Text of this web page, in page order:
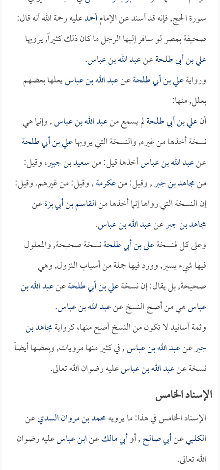
سورة الحج, فإنه قد أسند عن الإمامأحمدعليه رحمة الله أنه قال:
صحيفة بمصر لو سافر إليها الرجل ما كان ذلك كثيراً, يرويها
علي بن أبي طلحةعنعبد الله بن عباس.
وروايةعلي بن أبي طلحةعنعبد الله بن عباسيعلها بعضهم
بعلل, منها:
أنعلي بن أبي طلحةلم يسمع منعبد الله بن عباس, وإنما هي
نسخة أخذها من غيره, والنسخة التي يرويهاعلي بن أبي طلحة
عنعبد الله بن عباسأخذها قيل: منسعيد بن جبير، وقيل:
منمجاهد بن جبر, وقيل: منعكرمة, وقيل: من غيرهم. وقيل:
إن النسخة التي رواها إنما أخذها منالقاسم بن أبي بزةعن
مجاهد بن جبرعنعبد الله بن عباس.
وعلى كل فنسخةعلي بن أبي طلحةنسخة صحيحة, والمعلول
فيها شيء يسير, وورد فيها جملة من أسباب النزول, وهي
صحيحة, بل يقال: إن نسخةعلي بن أبي طلحةعنعبد الله بن
عباسهي من أصح النسخ عنعبد الله بن عباس.
وثمة أسانيد لا تكون من النسخ أصح منها، كروايةمجاهد بن
جبرعنعبد الله بن عباس, في كثير منها مرويات, وبعضها أيضاً
نسخة عنعبد الله بن عباسعليه رضوان الله تعالى.
الإسناد الخامس
الإسناد الخامس في هذا: ما يرويهمحمد بن مروان السديعن
الكلبيعنأبي صالح, أوأبي مالكعنابن عباسعليه رضوان
الله تعالى.